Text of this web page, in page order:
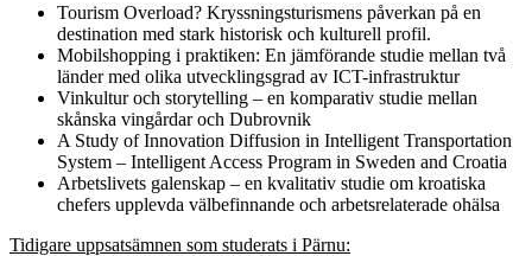
Tourism Overload? Kryssningsturismens påverkan på en
destination med stark historisk och kulturell profil.
Mobilshopping i praktiken: En jämförande studie mellan två
länder med olika utvecklingsgrad av ICT-infrastruktur
Vinkultur och storytelling – en komparativ studie mellan
skånska vingårdar och Dubrovnik
A Study of Innovation Diffusion in Intelligent Transportation
System – Intelligent Access Program in Sweden and Croatia
Arbetslivets galenskap – en kvalitativ studie om kroatiska
chefers upplevda välbefinnande och arbetsrelaterade ohälsa
Tidigare uppsatsämnen som studerats i Pärnu: